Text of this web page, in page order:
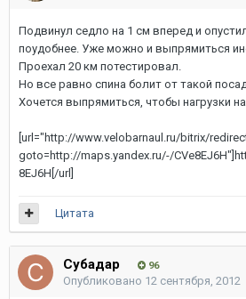
Подвинул седло на 1 см вперед и
поудобнее. Уже можно и выпрямиться
Проехал 20 км потестировал.
Но все равно спина болит от такой
Хочется выпрямиться, чтобы нагрузки
[url="http://www.velobarnaul.ru/bitrix/
goto=http://maps.yandex.ru/-/
8EJ6H[/url]
Цитата
Субадаp 96
Опубликовано 12 сентября, 2012